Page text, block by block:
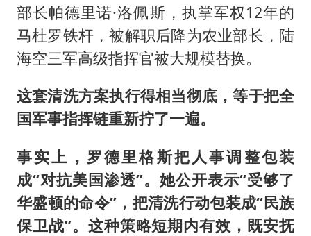
部长帕德里诺·洛佩斯，执掌军权12年的
马杜罗铁杆，被解职后降为农业部长，陆
海空三军高级指挥官被大规模替换。
这套清洗方案执行得相当彻底，等于把全
国军事指挥链重新拧了一遍。
事实上，罗德里格斯把人事调整包装
成“对抗美国渗透”。她公开表示“受够了
华盛顿的命令”，把清洗行动包装成“民族
保卫战”。这种策略短期内有效，既安抚